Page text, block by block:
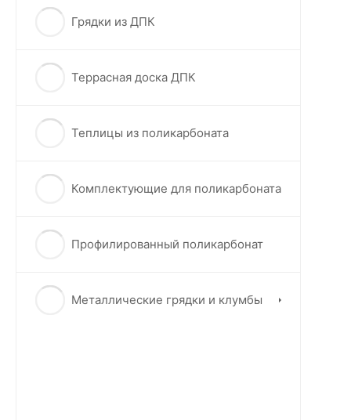
Грядки из ДПК
Террасная доска ДПК
Теплицы из поликарбоната
Комплектующие для поликарбоната
Профилированный поликарбонат
Металлические грядки и клумбы